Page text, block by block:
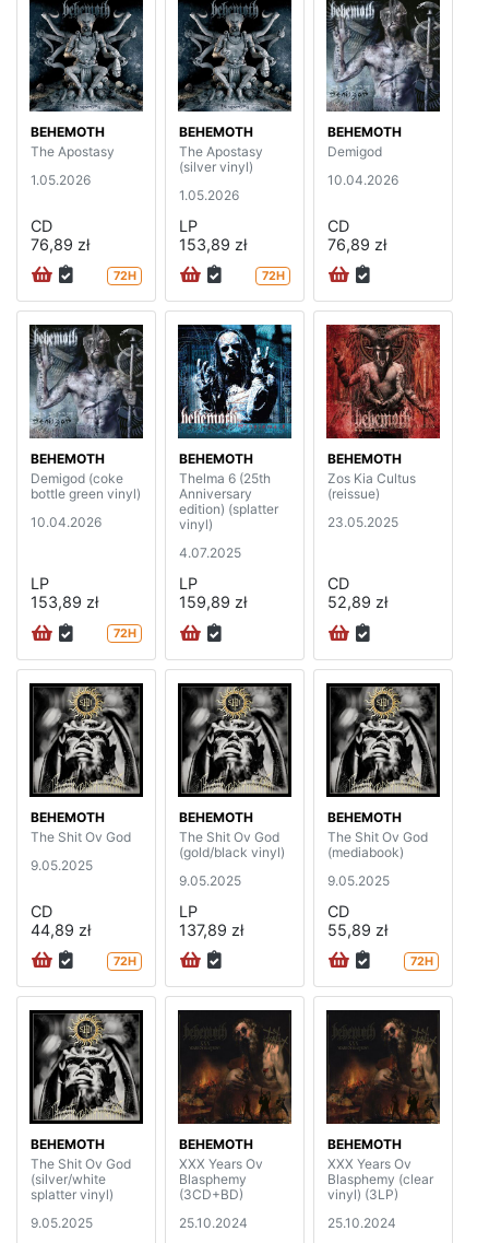
BEHEMOTH
The Apostasy
1.05.2026
CD
76,89 zł
72H
BEHEMOTH
The Apostasy
(silver vinyl)
1.05.2026
LP
153,89 zł
72H
BEHEMOTH
Demigod
10.04.2026
CD
76,89 zł
BEHEMOTH
Demigod (coke
bottle green vinyl)
10.04.2026
LP
153,89 zł
72H
BEHEMOTH
Thelma 6 (25th
Anniversary
edition) (splatter
vinyl)
4.07.2025
LP
159,89 zł
BEHEMOTH
Zos Kia Cultus
(reissue)
23.05.2025
CD
52,89 zł
BEHEMOTH
The Shit Ov God
9.05.2025
CD
44,89 zł
72H
BEHEMOTH
The Shit Ov God
(gold/black vinyl)
9.05.2025
LP
137,89 zł
BEHEMOTH
The Shit Ov God
(mediabook)
9.05.2025
CD
55,89 zł
72H
BEHEMOTH
The Shit Ov God
(silver/white
splatter vinyl)
9.05.2025
BEHEMOTH
XXX Years Ov
Blasphemy
(3CD+BD)
25.10.2024
BEHEMOTH
XXX Years Ov
Blasphemy (clear
vinyl) (3LP)
25.10.2024